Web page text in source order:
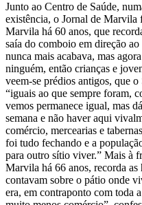
Junto ao Centro de Saúde,
existência, o Jornal de
Marvila há 60 anos, que
saía do comboio em direção
nunca mais acabava, mas
ninguém, então crianças e
veem-se prédios antigos, que
“iguais ao que sempre foram,
vemos permanece igual, mas
semana e não haver aqui
comércio, mercearias e
foi tudo fechando e a
para outro sítio viver.” Mais à
Marvila há 66 anos, recorda
contavam sobre o pátio onde
era, em contraponto com toda